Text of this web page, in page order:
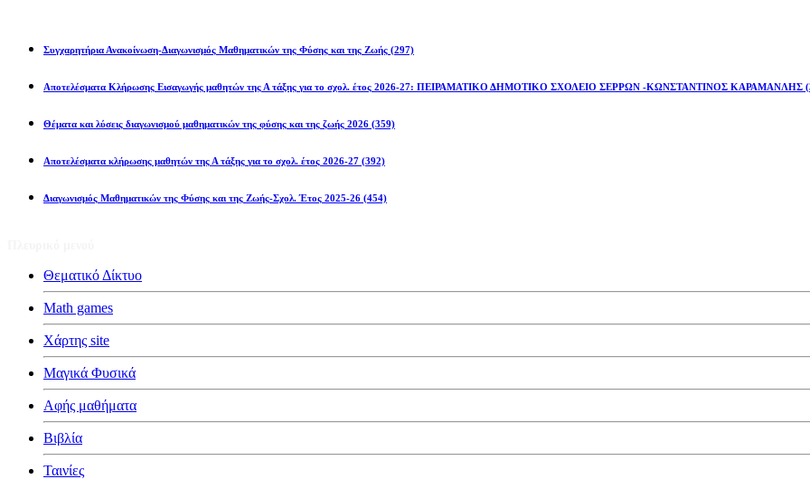
Συγχαρητήρια Ανακοίνωση-Διαγωνισμός Μαθηματικών της Φύσης και της Ζωής (297)
Αποτελέσματα Κλήρωσης Εισαγωγής μαθητών της Α τάξης για το σχολ. έτος 2026-27: ΠΕΙΡΑΜΑΤΙΚΟ ΔΗΜΟΤΙΚΟ ΣΧΟΛΕΙΟ ΣΕΡΡΩΝ -ΚΩΝΣΤΑΝΤΙΝΟΣ ΚΑΡΑΜΑΝΛΗΣ
Θέματα και λύσεις διαγωνισμού μαθηματικών της φύσης και της ζωής 2026 (359)
Αποτελέσματα κλήρωσης μαθητών της Α τάξης για το σχολ. έτος 2026-27 (392)
Διαγωνισμός Μαθηματικών της Φύσης και της Ζωής-Σχολ. Έτος 2025-26 (454)
Θεματικό Δίκτυο
Math games
Χάρτης site
Μαγικά Φυσικά
Αφής μαθήματα
Βιβλία
Ταινίες